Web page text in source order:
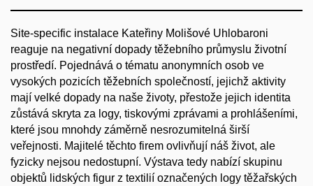
Site-specific instalace Kateřiny Molišové Uhlobaroni
reaguje na negativní dopady těžebního průmyslu životní
prostředí. Pojednává o tématu anonymních osob ve
vysokých pozicích těžebních společností, jejichž aktivity
mají velké dopady na naše životy, přestože jejich identita
zůstává skryta za logy, tiskovými zprávami a prohlášeními,
které jsou mnohdy záměrně nesrozumitelná širší
veřejnosti. Majitelé těchto firem ovlivňují náš život, ale
fyzicky nejsou nedostupní. Výstava tedy nabízí skupinu
objektů lidských figur z textilií označených logy těžařských